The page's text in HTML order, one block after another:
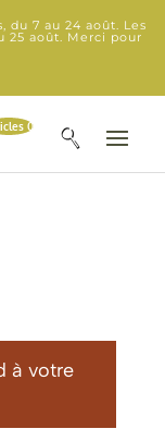
du 7 au 24 août. Les
25 août. Merci pour
0
à votre